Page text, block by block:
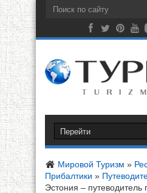
Мировой Туризм »
Прибалтики »
Эстония – путеводитель